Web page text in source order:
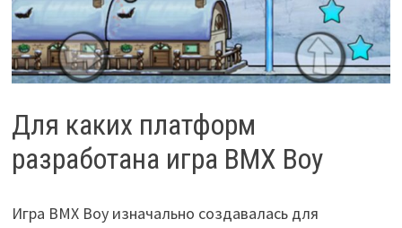
Для каких платформ
разработана игра BMX Boy
Игра BMX Boy изначально создавалась для